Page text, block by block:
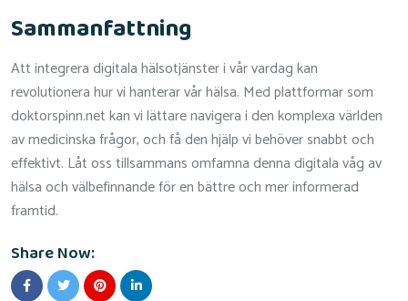
Sammanfattning
Att integrera digitala hälsotjänster i vår vardag kan
revolutionera hur vi hanterar vår hälsa. Med plattformar som
doktorspinn.net kan vi lättare navigera i den komplexa världen
av medicinska frågor, och få den hjälp vi behöver snabbt och
effektivt. Låt oss tillsammans omfamna denna digitala våg av
hälsa och välbefinnande för en bättre och mer informerad
framtid.
Share Now: